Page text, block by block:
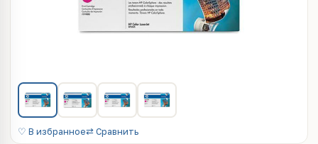
♡ В избранное⇄ Сравнить